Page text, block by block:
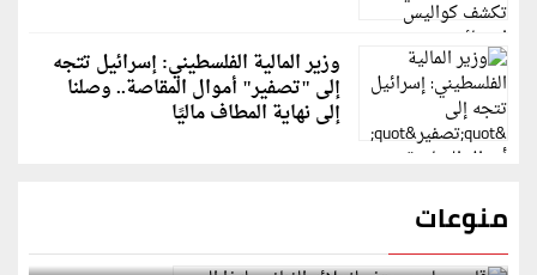
وزير المالية الفلسطيني: إسرائيل تتجه
إلى "تصفير" أموال المقاصة.. وصلنا
إلى نهاية المطاف ماليًا
منوعات
قاسم ملحو يعتذر لزملائه الفنانين لهذا السبب